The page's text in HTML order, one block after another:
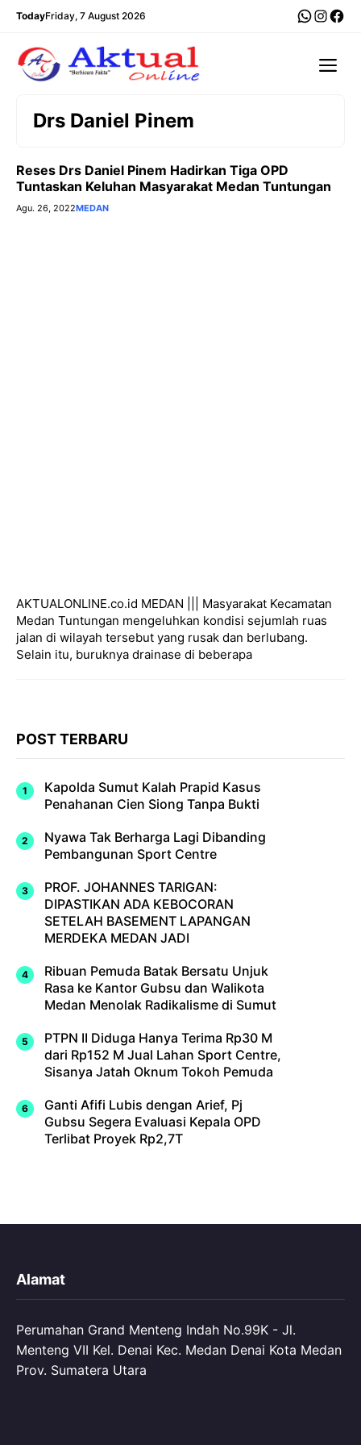
Langsung
TodayFriday, 7 August 2026
Drs Daniel Pinem
Reses Drs Daniel Pinem Hadirkan Tiga OPD
Tuntaskan Keluhan Masyarakat Medan Tuntungan
Agu. 26, 2022MEDAN
AKTUALONLINE.co.id MEDAN ||| Masyarakat Kecamatan
Medan Tuntungan mengeluhkan kondisi sejumlah ruas
jalan di wilayah tersebut yang rusak dan berlubang.
Selain itu, buruknya drainase di beberapa
POST TERBARU
Kapolda Sumut Kalah Prapid Kasus
Penahanan Cien Siong Tanpa Bukti
Nyawa Tak Berharga Lagi Dibanding
Pembangunan Sport Centre
PROF. JOHANNES TARIGAN:
DIPASTIKAN ADA KEBOCORAN
SETELAH BASEMENT LAPANGAN
MERDEKA MEDAN JADI
Ribuan Pemuda Batak Bersatu Unjuk
Rasa ke Kantor Gubsu dan Walikota
Medan Menolak Radikalisme di Sumut
PTPN II Diduga Hanya Terima Rp30 M
dari Rp152 M Jual Lahan Sport Centre,
Sisanya Jatah Oknum Tokoh Pemuda
Ganti Afifi Lubis dengan Arief, Pj
Gubsu Segera Evaluasi Kepala OPD
Terlibat Proyek Rp2,7T
Alamat
Perumahan Grand Menteng Indah No.99K - Jl.
Menteng VII Kel. Denai Kec. Medan Denai Kota Medan
Prov. Sumatera Utara